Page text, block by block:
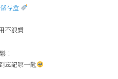
存盒
不浪費
！
忘記哪一匙